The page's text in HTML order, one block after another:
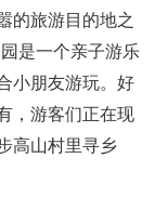
的旅游目的地之
是一个亲子游乐
小朋友游玩。好
，游客们正在现
高山村里寻乡